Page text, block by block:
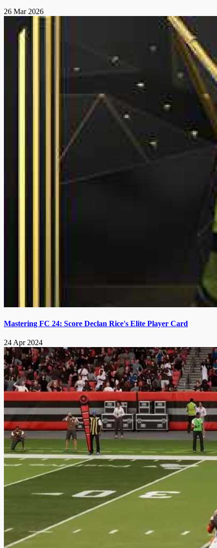
26 Mar 2026
Mastering FC 24: Score Declan Rice's Elite Player Card
24 Apr 2024